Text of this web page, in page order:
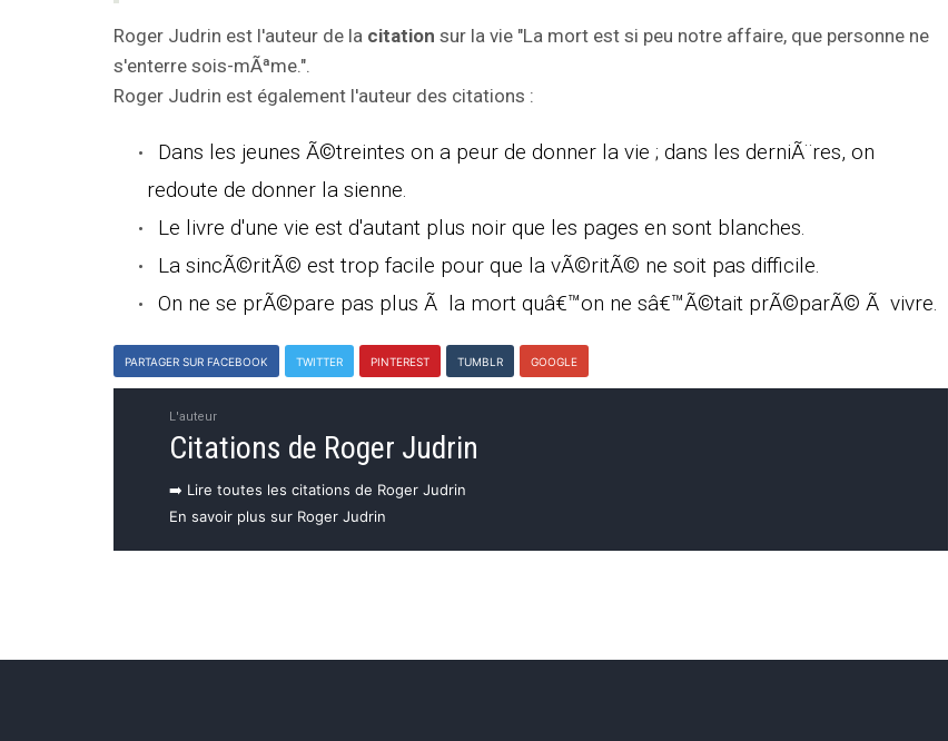
Roger Judrin est l'auteur de la citation sur la vie "La mort est si peu notre affaire, que personne ne
s'enterre sois-mÃªme.".
Roger Judrin est également l'auteur des citations :
Dans les jeunes Ã©treintes on a peur de donner la vie ; dans les derniÃ¨res, on
redoute de donner la sienne.
Le livre d'une vie est d'autant plus noir que les pages en sont blanches.
La sincÃ©ritÃ© est trop facile pour que la vÃ©ritÃ© ne soit pas difficile.
On ne se prÃ©pare pas plus Ã la mort quâ€™on ne sâ€™Ã©tait prÃ©parÃ© Ã vivre.
PARTAGER SUR FACEBOOK TWITTER PINTEREST TUMBLR GOOGLE
L'auteur
Citations de Roger Judrin
➡️ Lire toutes les citations de Roger Judrin
En savoir plus sur Roger Judrin